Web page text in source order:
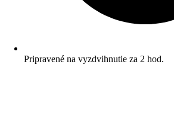
Pripravené na vyzdvihnutie za 2 hod.